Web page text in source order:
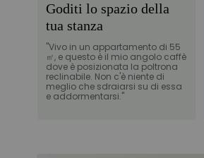
Goditi lo spazio della
tua stanza
"Vivo in un appartamento di 55
㎡, e questo è il mio angolo caffè
dove è posizionata la poltrona
reclinabile. Non c'è niente di
meglio che sdraiarsi su di essa
e addormentarsi."